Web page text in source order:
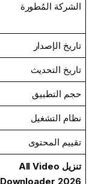
الشركة المُطورة
تاريخ الإصدار
تاريخ التحديث
حجم التطبيق
نظام التشغيل
تقييم المحتوى
تنزيل All Video
Downloader 2026